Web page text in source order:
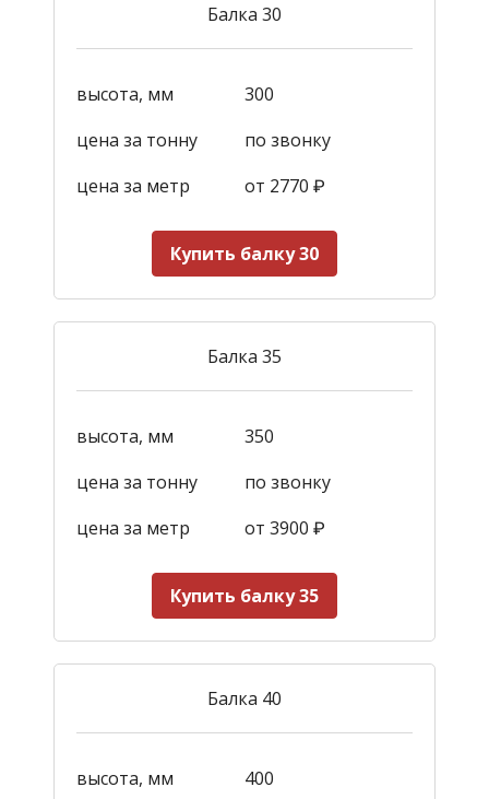
Балка 30
высота, мм
300
цена за тонну
по звонку
цена за метр
от 2770 ₽
Купить балку 30
Балка 35
высота, мм
350
цена за тонну
по звонку
цена за метр
от 3900 ₽
Купить балку 35
Балка 40
высота, мм 400